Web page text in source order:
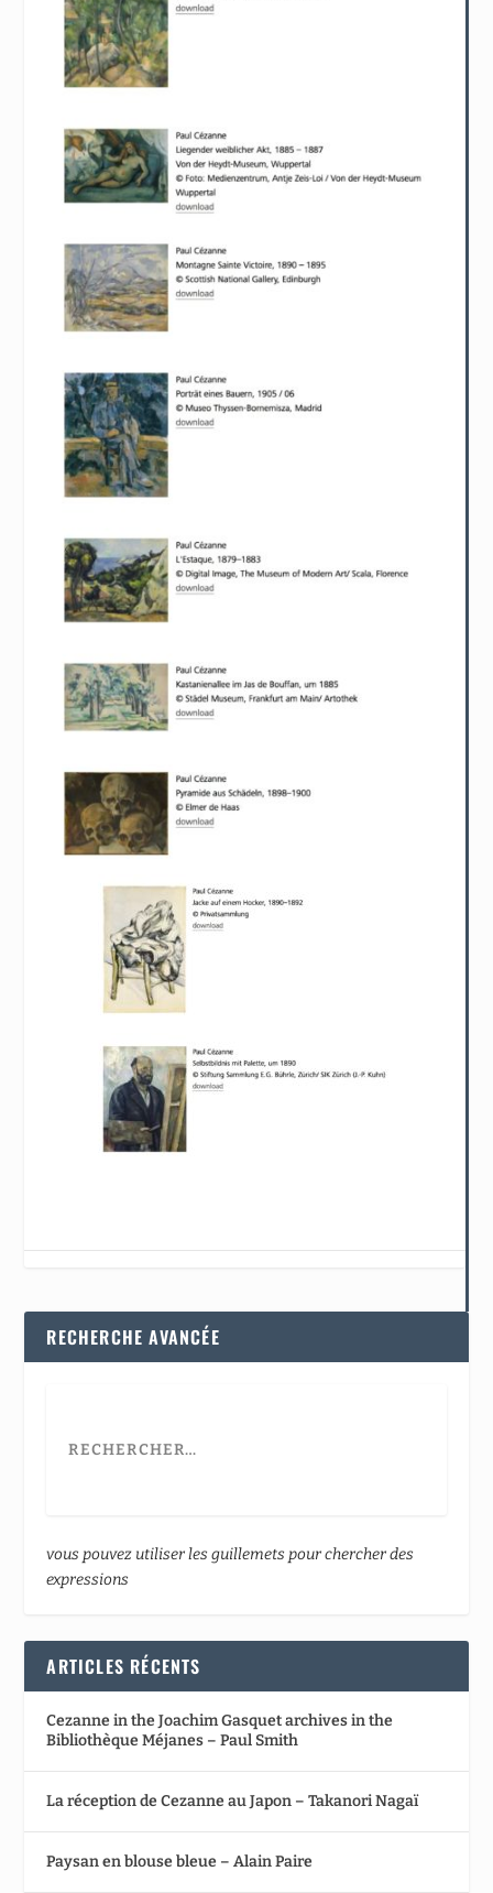
RECHERCHE AVANCÉE
vous pouvez utiliser les guillemets pour chercher des
expressions
ARTICLES RÉCENTS
Cezanne in the Joachim Gasquet archives in the
Bibliothèque Méjanes – Paul Smith
La réception de Cezanne au Japon – Takanori Nagaï
Paysan en blouse bleue – Alain Paire